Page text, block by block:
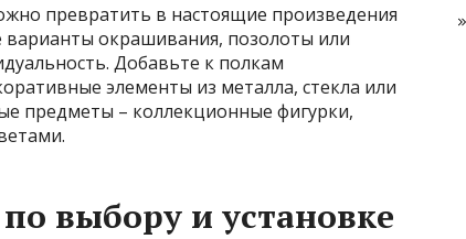
превратить в настоящие произведения
варианты окрашивания, позолоты или
Добавьте к полкам
элементы из металла, стекла или
предметы – коллекционные фигурки,
выбору и установке